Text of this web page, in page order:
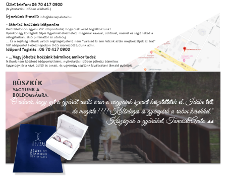
Üzlet telefon: 06 70 417 0900
(Nyitvatartási időben elérhető.)
Írj nekünk E-mailt:info@ekszerpalota.hu
- Jöhetsz hozzánk időpontra
Kérd telefonon egyéni VIP időpontodat, hogy csak veled foglalkozzunk!
Ilyenkor egy kollégánk teljes figyelmét élvezheted, megkínál kávéval, üdítőval, nasival és segít neked a
válogatásban, első pillanattól az utolsóig.
... És a segítség nálunk valódi segítséget jelent, nem "válaszd ki ami tetszik aztán megbeszéljük az árat"
VIP időpontot Hétköznapokon 9-15 óra között tudunk adni.
Időpont foglalás : 06 70 417 0900
- ... Vagy jöhetsz hozzánk bármikor, amikor tudsz
Nálunk nem kötelező időpontot kérni, nyitvatartási időben jöhetsz bármikor.
Ugyanúgy jár a kávé, üdítő és a nasi, és ugyanúgy segítünk kiválasztani álmaid gyűrűjét.
BÜSZKÉK
VAGYUNK A
BOLDOGSÁGRA.
"Örülünk, hogy ezt a gyűrűt reális áron a vágyaink szerint készítettétek el. Időbe telt,
de megérte!!!! Különleges és gyönyörű a rubin kövekkel."
Köszönjük a gyűrűket, Tamás&Anita